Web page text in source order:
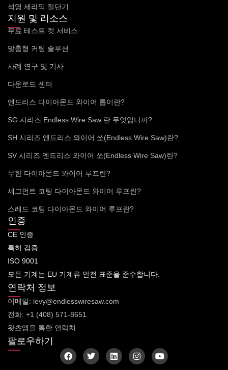
석영 세라믹 절단기
지원 및 리소스
무료 테스트 컷 서비스
맞춤형 커팅 솔루션
사례 연구 및 기사
다운로드 센터
엔드리스 다이아몬드 와이어 톱이란?
SG 시리즈 Endless Wire Saw 란 무엇입니까?
SH 시리즈 엔드리스 와이어 쏘(Endless Wire Saw)란?
SV 시리즈 엔드리스 와이어 쏘(Endless Wire Saw)란?
무한 다이아몬드 와이어 루프란?
세그먼트 코팅 다이아몬드 와이어 루프란?
스레드 코팅 다이아몬드 와이어 루프란?
인증
CE 인증
특허 검증
ISO 9001
모든 기계는 EU 기계류 안전 표준을 준수합니다.
연락처 정보
이메일: levy@endlesswiresaw.com
전화: +1 (408) 571-8651
왓츠앱을 통한 연락처
팔로우하기
F
a
트
위
링
크
인
스
유
튜